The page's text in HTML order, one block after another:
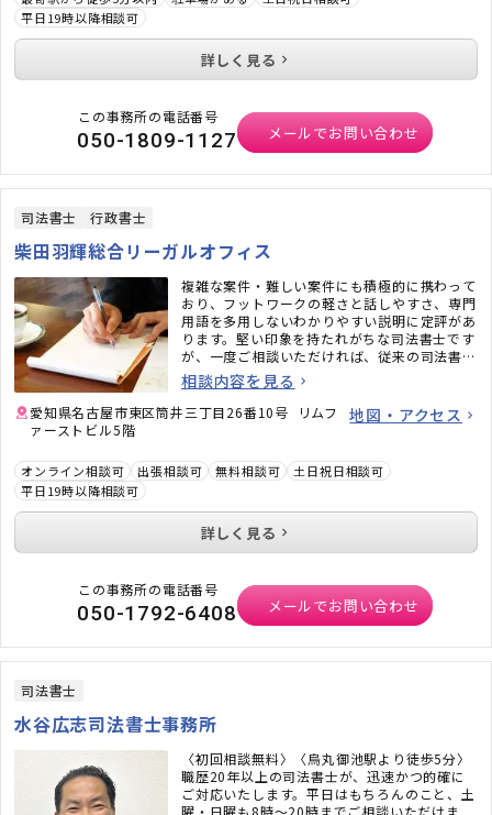
平日19時以降相談可
詳しく見る
この事務所の電話番号
050-1809-1127 メールでお問い合わせ
司法書士 行政書士
柴田羽輝総合リーガルオフィス
複雑な案件・難しい案件にも積極的に携わって
おり、フットワークの軽さと話しやすさ、専門
用語を多用しないわかりやすい説明に定評があ
ります。堅い印象を持たれがちな司法書士です
が、一度ご相談いただければ、従来の司法書士
のイメージがガラッと変わるかと思います。ど
うぞお気軽にご相談ください。
相談内容を見る
愛知県名古屋市東区筒井三丁目26番10号 リムフ
ァーストビル5階
地図・アクセス
オンライン相談可 出張相談可 無料相談可
土日祝日相談可
平日19時以降相談可
詳しく見る
この事務所の電話番号
050-1792-6408 メールでお問い合わせ
司法書士
水谷広志司法書士事務所
〈初回相談無料〉〈烏丸御池駅より徒歩5分〉
職歴20年以上の司法書士が、迅速かつ的確に
ご対応いたします。平日はもちろんのこと、土